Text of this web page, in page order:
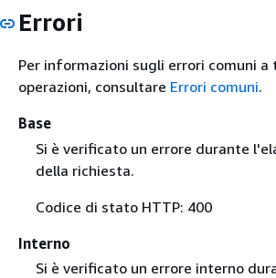
Errori
Per informazioni sugli errori comuni
operazioni, consultare Errori comuni.
Base
Si è verificato un errore durante
della richiesta.
Codice di stato HTTP: 400
Interno
Si è verificato un errore interno